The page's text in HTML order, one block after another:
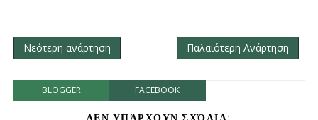
Νεότερη ανάρτηση Παλαιότερη Ανάρτηση
BLOGGER FACEBOOK